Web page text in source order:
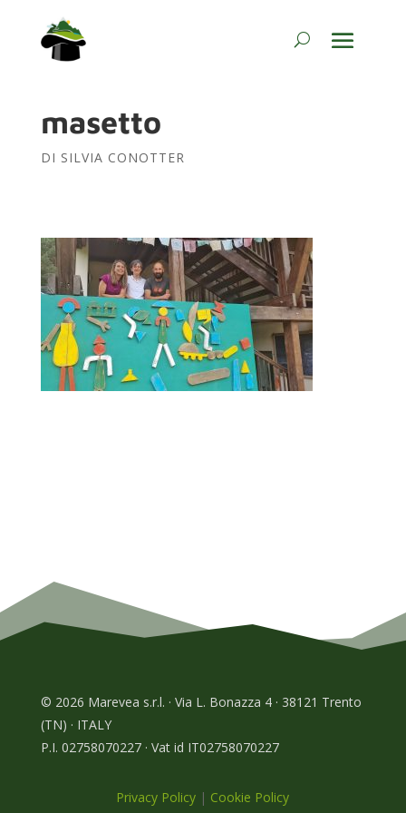
masetto
DI SILVIA CONOTTER
© 2026 Marevea s.r.l. · Via L. Bonazza 4 · 38121 Trento
(TN) · ITALY
P.I. 02758070227 · Vat id IT02758070227
Privacy Policy | Cookie Policy